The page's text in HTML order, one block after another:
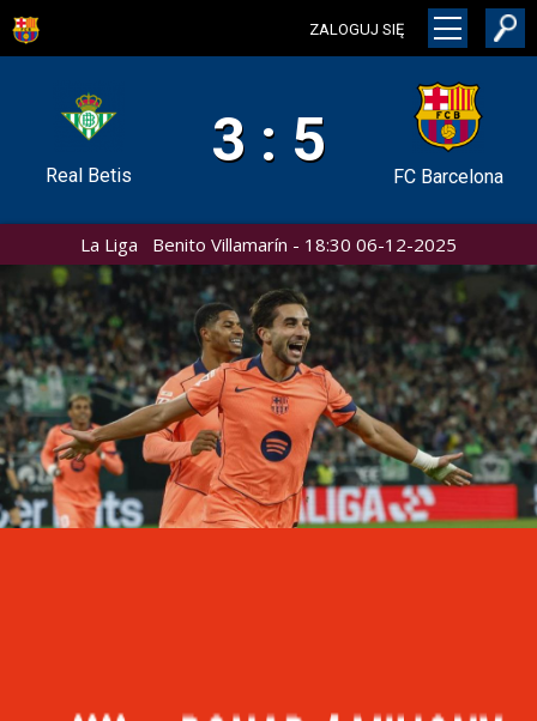
ZALOGUJ SIĘ
Real Betis
3 : 5
FC Barcelona
La Liga Benito Villamarín - 18:30 06-12-2025